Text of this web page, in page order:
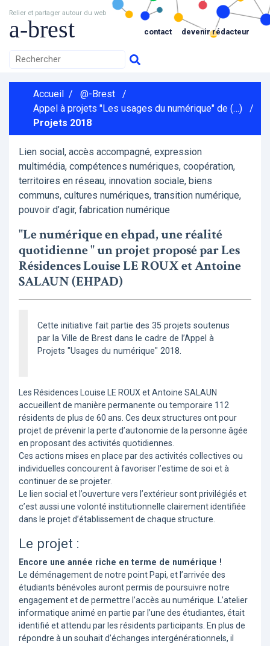
Relier et partager autour du web
a-brest contact devenir rédacteur
Accueil / @-Brest
/
Appel à projets "Les usages du numérique" de (…)
/
Projets 2018
Lien social, accès accompagné, expression
multimédia, compétences numériques, coopération,
territoires en réseau, innovation sociale, biens
communs, cultures numériques, transition numérique,
pouvoir d’agir, fabrication numérique
"Le numérique en ehpad, une réalité
quotidienne " un projet proposé par Les
Résidences Louise LE ROUX et Antoine
SALAUN (EHPAD)
Cette initiative fait partie des 35 projets soutenus
par la Ville de Brest dans le cadre de l’Appel à
Projets "Usages du numérique" 2018.
Les Résidences Louise LE ROUX et Antoine SALAUN
accueillent de manière permanente ou temporaire 112
résidents de plus de 60 ans. Ces deux structures ont pour
projet de prévenir la perte d’autonomie de la personne âgée
en proposant des activités quotidiennes.
Ces actions mises en place par des activités collectives ou
individuelles concourent à favoriser l’estime de soi et à
continuer de se projeter.
Le lien social et l’ouverture vers l’extérieur sont privilégiés et
c’est aussi une volonté institutionnelle clairement identifiée
dans le projet d’établissement de chaque structure.
Le projet :
Encore une année riche en terme de numérique !
Le déménagement de notre point Papi, et l’arrivée des
étudiants bénévoles auront permis de poursuivre notre
engagement et de permettre l’accès au numérique. L’atelier
informatique animé en partie par l’une des étudiantes, était
identifié et attendu par les résidents participants. En plus de
répondre à un souhait d’échanges intergénérationnels, il